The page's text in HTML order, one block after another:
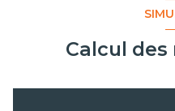
Calcul